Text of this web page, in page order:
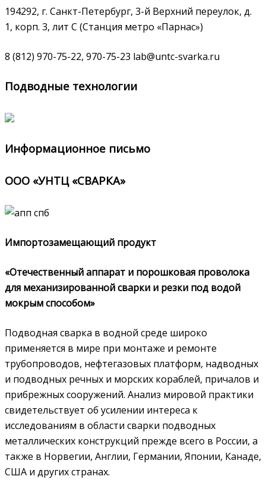
194292, г. Санкт-Петербург, 3-й Верхний переулок, д.
1, корп. 3, лит С (Станция метро «Парнас»)
8 (812) 970-75-22, 970-75-23 lab@untc-svarka.ru
Подводные технологии
Информационное письмо
ООО «УНТЦ «СВАРКА»
Импортозамещающий продукт
«Отечественный аппарат и порошковая проволока
для механизированной сварки и резки под водой
мокрым способом»
Подводная сварка в водной среде широко
применяется в мире при монтаже и ремонте
трубопроводов, нефтегазовых платформ, надводных
и подводных речных и морских кораблей, причалов и
прибрежных сооружений. Анализ мировой практики
свидетельствует об усилении интереса к
исследованиям в области сварки подводных
металлических конструкций прежде всего в России, а
также в Норвегии, Англии, Германии, Японии, Канаде,
США и других странах.